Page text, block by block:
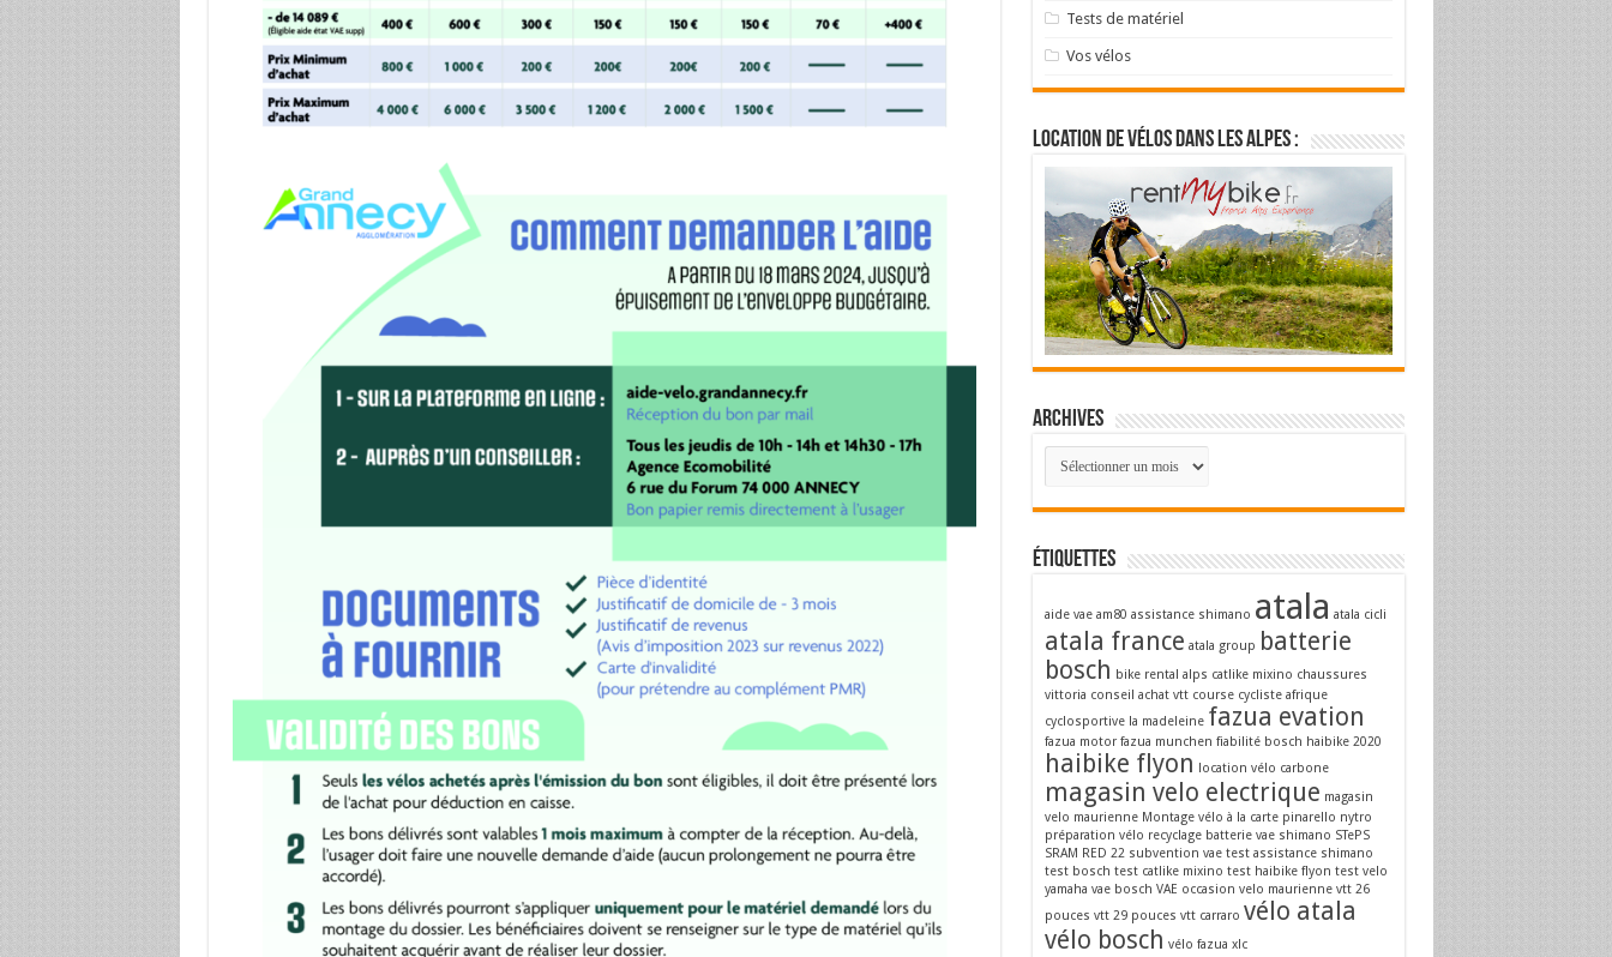
Tests de matériel
Vos vélos
Location de vélos dans les Alpes :
Archives
Archives
Étiquettes
aide vae am80 assistance shimano atala atala cicli
atala france atala group batterie
bosch bike rental alps catlike mixino chaussures
vittoria conseil achat vtt course cycliste afrique
cyclosportive la madeleine fazua evation
fazua motor fazua munchen fiabilité bosch haibike 2020
haibike flyon location vélo carbone
magasin velo electrique magasin
velo maurienne Montage vélo à la carte pinarello nytro
préparation vélo recyclage batterie vae shimano STePS
SRAM RED 22 subvention vae test assistance shimano
test bosch test catlike mixino test haibike flyon test velo
yamaha vae bosch VAE occasion velo maurienne vtt 26
pouces vtt 29 pouces vtt carraro vélo atala
vélo bosch vélo fazua xlc